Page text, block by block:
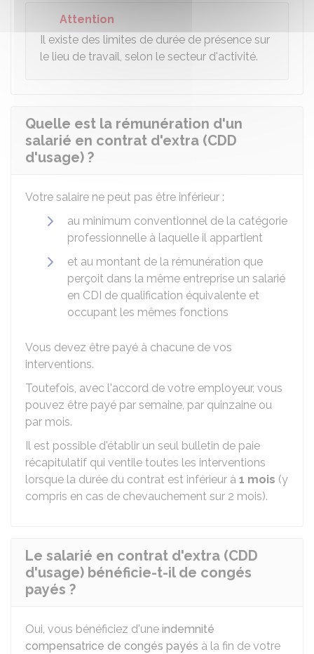
Attention
Il existe des limites de durée de présence sur
le lieu de travail, selon le secteur d'activité.
Quelle est la rémunération d'un
salarié en contrat d'extra (CDD
d'usage) ?
Votre salaire ne peut pas être inférieur :
au minimum conventionnel de la catégorie
professionnelle à laquelle il appartient
et au montant de la rémunération que
perçoit dans la même entreprise un salarié
en CDI de qualification équivalente et
occupant les mêmes fonctions
Vous devez être payé à chacune de vos
interventions.
Toutefois, avec l'accord de votre employeur, vous
pouvez être payé par semaine, par quinzaine ou
par mois.
Il est possible d'établir un seul bulletin de paie
récapitulatif qui ventile toutes les interventions
lorsque la durée du contrat est inférieur à 1 mois (y
compris en cas de chevauchement sur 2 mois).
Le salarié en contrat d'extra (CDD
d'usage) bénéficie-t-il de congés
payés ?
Oui, vous bénéficiez d'une indemnité
compensatrice de congés payés à la fin de votre